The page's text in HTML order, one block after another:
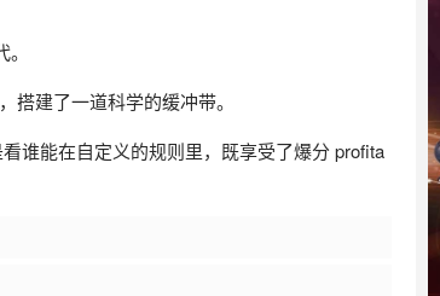
建了一道科学的缓冲带。
谁能在自定义的规则里，既享受了爆分 profita